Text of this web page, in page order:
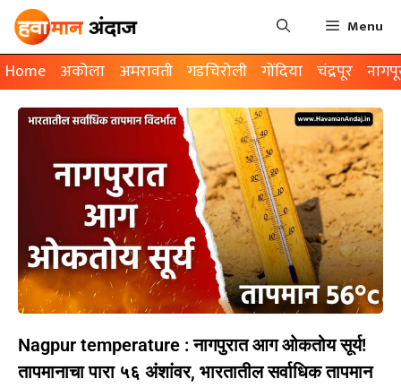
Menu
Home अकोला अमरावती गडचिरोली गोंदिया चंद्रपूर
Nagpur temperature : नागपुरात आग ओकतोय सूर्य!
तापमानाचा पारा ५६ अंशांवर, भारतातील सर्वाधिक तापमान